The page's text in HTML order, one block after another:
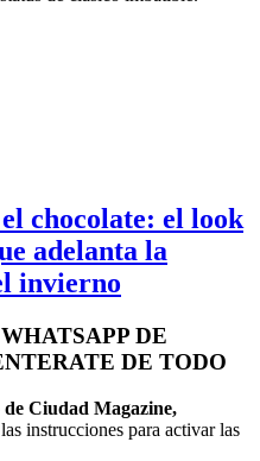
chocolate: el look
adelanta la
invierno
DE
DE TODO
Ciudad Magazine,
instrucciones para activar las